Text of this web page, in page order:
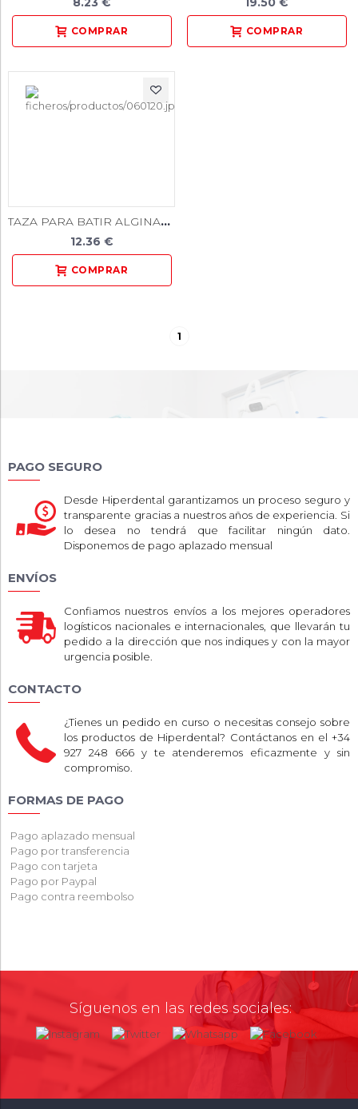
TAZA PARA BATIR ALGINATO 400 cc
12.36 €
1
PAGO SEGURO
Desde Hiperdental garantizamos un proceso seguro y
transparente gracias a nuestros años de experiencia. Si
lo desea no tendrá que facilitar ningún dato.
Disponemos de pago aplazado mensual
ENVÍOS
Confiamos nuestros envíos a los mejores operadores
logísticos nacionales e internacionales, que llevarán tu
pedido a la dirección que nos indiques y con la mayor
urgencia posible.
CONTACTO
¿Tienes un pedido en curso o necesitas consejo sobre
los productos de Hiperdental? Contáctanos en el +34
927 248 666 y te atenderemos eficazmente y sin
compromiso.
FORMAS DE PAGO
Pago aplazado mensual
Pago por transferencia
Pago con tarjeta
Pago por Paypal
Pago contra reembolso
Síguenos en las redes sociales: